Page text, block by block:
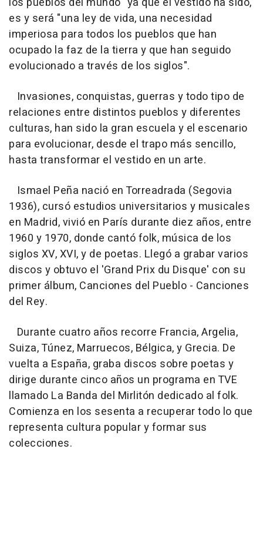
es y será "una ley de vida, una necesidad
imperiosa para todos los pueblos que han
ocupado la faz de la tierra y que han seguido
evolucionado a través de los siglos".
Invasiones, conquistas, guerras y todo tipo de
relaciones entre distintos pueblos y diferentes
culturas, han sido la gran escuela y el escenario
para evolucionar, desde el trapo más sencillo,
hasta transformar el vestido en un arte.
Ismael Peña nació en Torreadrada (Segovia
1936), cursó estudios universitarios y musicales
en Madrid, vivió en París durante diez años, entre
1960 y 1970, donde cantó folk, música de los
siglos XV, XVI, y de poetas. Llegó a grabar varios
discos y obtuvo el 'Grand Prix du Disque' con su
primer álbum, Canciones del Pueblo - Canciones
del Rey.
Durante cuatro años recorre Francia, Argelia,
Suiza, Túnez, Marruecos, Bélgica, y Grecia. De
vuelta a España, graba discos sobre poetas y
dirige durante cinco años un programa en TVE
llamado La Banda del Mirlitón dedicado al folk.
Comienza en los sesenta a recuperar todo lo que
representa cultura popular y formar sus
colecciones.